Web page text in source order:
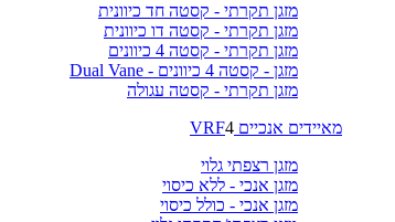
מזגן תקרתי - קסטה חד כיוונית
מזגן תקרתי - קסטה דו כיוונית
מזגן תקרתי - קסטה 4 כיוונים
מזגן - קסטה 4 כיוונים - Dual Vane
מזגן תקרתי - קסטה עגולה
מאיידים אנכיים VRF 4
מזגן רצפתי גלוי
מזגן אנכי - ללא כיסוי
מזגן אנכי - כולל כיסוי